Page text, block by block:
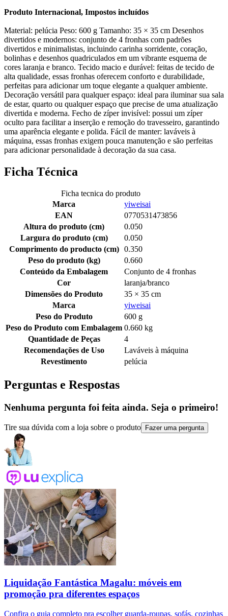
Produto Internacional, Impostos incluídos
Material: pelúcia Peso: 600 g Tamanho: 35 × 35 cm Desenhos
divertidos e modernos: conjunto de 4 fronhas com padrões
divertidos e minimalistas, incluindo carinha sorridente, coração,
bolinhas e desenhos quadriculados em um vibrante esquema de
cores laranja e branco. Tecido macio e durável: feitas de tecido de
alta qualidade, essas fronhas oferecem conforto e durabilidade,
perfeitas para adicionar um toque elegante a qualquer ambiente.
Decoração versátil para qualquer espaço: ideal para iluminar sua sala
de estar, quarto ou qualquer espaço que precise de uma atualização
divertida e moderna. Fecho de zíper invisível: possui um zíper
oculto para facilitar a inserção e remoção do travesseiro, garantindo
uma aparência elegante e polida. Fácil de manter: laváveis à
máquina, essas fronhas exigem pouca manutenção e são perfeitas
para adicionar personalidade à decoração da sua casa.
Ficha Técnica
Ficha tecnica do produto
Marca
yiweisai
EAN
0770531473856
Altura do produto (cm)
0.050
Largura do produto (cm)
0.050
Comprimento do producto (cm)
0.350
Peso do produto (kg)
0.660
Conteúdo da Embalagem
Conjunto de 4 fronhas
Cor
laranja/branco
Dimensões do Produto
35 × 35 cm
Marca
yiweisai
Peso do Produto
600 g
Peso do Produto com Embalagem 0.660 kg
Quantidade de Peças
4
Recomendações de Uso
Laváveis à máquina
Revestimento
pelúcia
Perguntas e Respostas
Nenhuma pergunta foi feita ainda. Seja o primeiro!
Tire sua dúvida com a loja sobre o produto Fazer uma pergunta
Liquidação Fantástica Magalu: móveis em
promoção pra diferentes espaços
Confira o guia completo pra escolher guarda-roupas, sofás, cozinhas